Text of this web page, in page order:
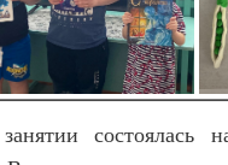
состоялась